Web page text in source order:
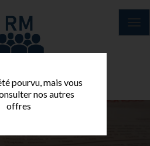
pourvu, mais vous
nos autres
offres